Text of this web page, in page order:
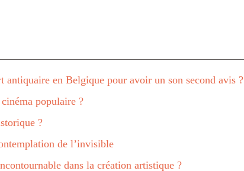
antiquaire en Belgique pour avoir un son second avis ?
populaire ?
?
de l’invisible
dans la création artistique ?